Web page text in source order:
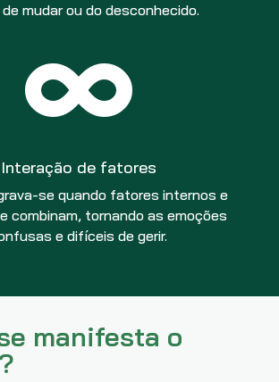
mudar ou do desconhecido.

Interação de fatores
se quando fatores internos e
combinam, tornando as emoções
e difíceis de gerir.
manifesta o